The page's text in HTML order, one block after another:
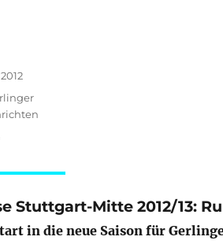
Stuttgart-Mitte 2012/13:
in die neue Saison für